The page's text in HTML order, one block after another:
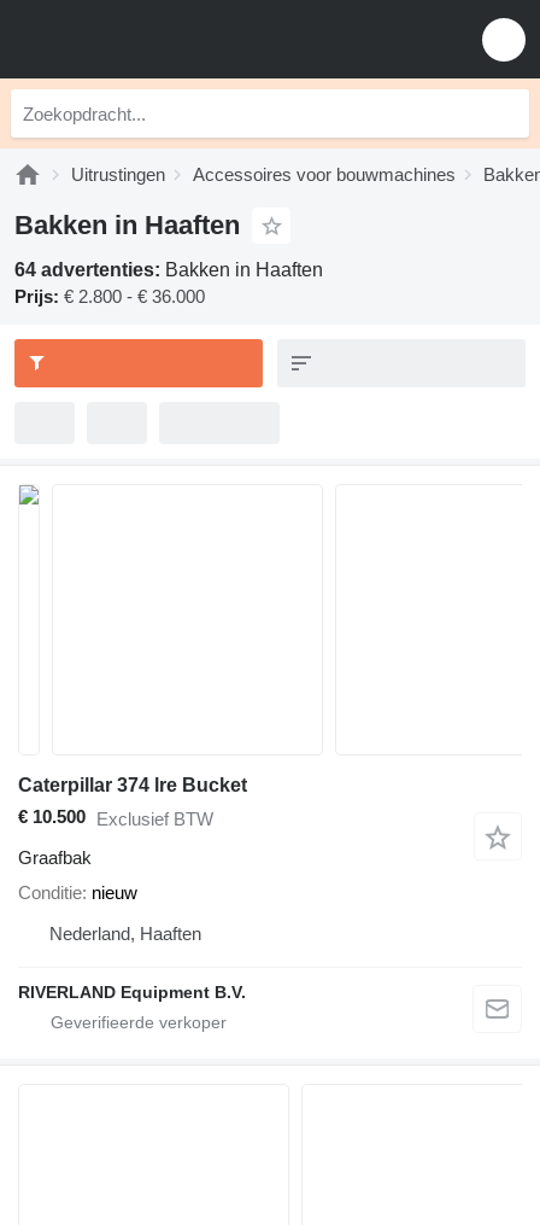
Uitrustingen Accessoires voor bouwmachines
Bakken in Haaften
64 advertenties: Bakken in Haaften
Prijs: € 2.800 - € 36.000
Caterpillar 374 lre Bucket
€ 10.500 Exclusief BTW
Graafbak
Conditie nieuw
Nederland, Haaften
RIVERLAND Equipment B.V.